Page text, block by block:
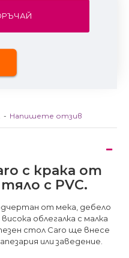
- Напишете отзив
с крака от
с PVC.
от мека, дебело
облегалка с малка
стол Caro ще внесе
или заведение.